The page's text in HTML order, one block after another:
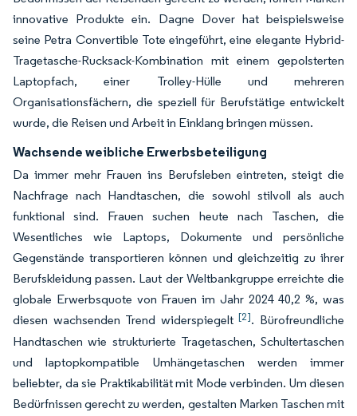
innovative Produkte ein. Dagne Dover hat beispielsweise
seine Petra Convertible Tote eingeführt, eine elegante Hybrid-
Tragetasche-Rucksack-Kombination mit einem gepolsterten
Laptopfach, einer Trolley-Hülle und mehreren
Organisationsfächern, die speziell für Berufstätige entwickelt
wurde, die Reisen und Arbeit in Einklang bringen müssen.
Wachsende weibliche Erwerbsbeteiligung
Da immer mehr Frauen ins Berufsleben eintreten, steigt die
Nachfrage nach Handtaschen, die sowohl stilvoll als auch
funktional sind. Frauen suchen heute nach Taschen, die
Wesentliches wie Laptops, Dokumente und persönliche
Gegenstände transportieren können und gleichzeitig zu ihrer
Berufskleidung passen. Laut der Weltbankgruppe erreichte die
globale Erwerbsquote von Frauen im Jahr 2024 40,2 %, was
diesen wachsenden Trend widerspiegelt[2]. Bürofreundliche
Handtaschen wie strukturierte Tragetaschen, Schultertaschen
und laptopkompatible Umhängetaschen werden immer
beliebter, da sie Praktikabilität mit Mode verbinden. Um diesen
Bedürfnissen gerecht zu werden, gestalten Marken Taschen mit